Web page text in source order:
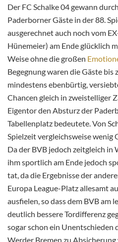
Der FC Schalke 04 gewann
Paderborner Gäste in der 88.
ausgerechnet auch noch vom
Hünemeier) am Ende glücklich
Weise ohne die großen
Begegnung waren die Gäste
mindestens ebenbürtig,
Chancen gleich in zweistelliger
Eigentor den Absturz der
Tabellenplatz bedeutete. Von
Spielzeit vergleichsweise wenig
Da der BVB jedoch zeitgleich in
ihm sportlich am Ende jedoch
tat, da die Ergebnisse der
Europa League-Platz allesamt
ausfielen, so dass dem BVB am
deutlich bessere Tordifferenz
sogar schon ein Unentschieden
Werder Bremen zu